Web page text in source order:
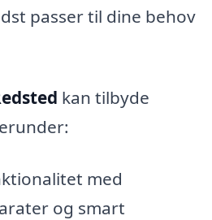
passer til dine behov
kan tilbyde
med
og smart